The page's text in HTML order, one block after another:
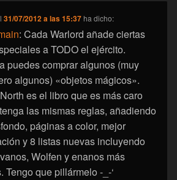
31/07/2012 a las 15:37 ha dicho:
: Cada Warlord añade ciertas
a TODO el ejército.
puedes comprar algunos (muy
algunos) «objetos mágicos».
es el libro que es más caro
las mismas reglas, añadiendo
páginas a color, mejor
y 8 listas nuevas incluyendo
Wolfen y enanos más
Tengo que pillármelo -_-‘